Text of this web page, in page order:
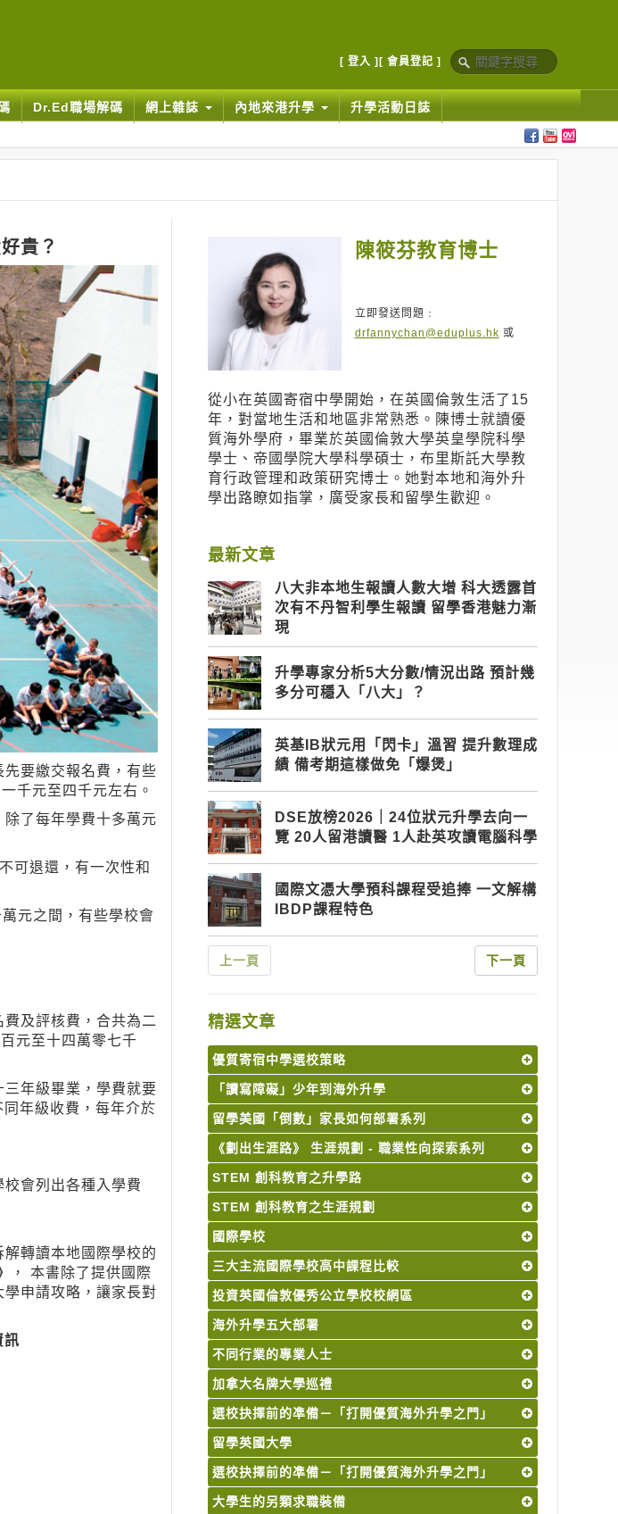
[ 登入 ] [ 會員登記 ]
Dr.Ed職場解碼 網上雜誌 內地來港升學 升學活動日誌
貴？
要繳交報名費，有些
千元至四千元左右。
了每年學費十多萬元
可退還，有一次性和
元之間，有些學校會
及評核費，合共為二
元至十四萬零七千
年級畢業，學費就要
年級收費，每年介於
會列出各種入學費
轉讀本地國際學校的
， 本書除了提供國際
申請攻略，讓家長對
訊
陳筱芬教育博士
立即發送問題﹕
drfannychan@eduplus.hk 或
從小在英國寄宿中學開始，在英國倫敦生活了15
年，對當地生活和地區非常熟悉。陳博士就讀優
質海外學府，畢業於英國倫敦大學英皇學院科學
學士、帝國學院大學科學碩士，布里斯託大學教
育行政管理和政策研究博士。她對本地和海外升
學出路瞭如指掌，廣受家長和留學生歡迎。
最新文章
八大非本地生報讀人數大增 科大透露首
次有不丹智利學生報讀 留學香港魅力漸
現
升學專家分析5大分數/情況出路 預計幾
多分可穩入「八大」？
英基IB狀元用「閃卡」溫習 提升數理成
績 備考期這樣做免「爆煲」
DSE放榜2026｜24位狀元升學去向一
覽 20人留港讀醫 1人赴英攻讀電腦科學
國際文憑大學預科課程受追捧 一文解構
IBDP課程特色
上一頁 下一頁
精選文章
優質寄宿中學選校策略
「讀寫障礙」少年到海外升學
留學美國「倒數」家長如何部署系列
《劃出生涯路》 生涯規劃 - 職業性向探索系列
STEM 創科教育之升學路
STEM 創科教育之生涯規劃
國際學校
三大主流國際學校高中課程比較
投資英國倫敦優秀公立學校校網區
海外升學五大部署
不同行業的專業人士
加拿大名牌大學巡禮
選校抉擇前的凖備－「打開優質海外升學之門」
留學英國大學
選校抉擇前的凖備－「打開優質海外升學之門」
大學生的另類求職裝備